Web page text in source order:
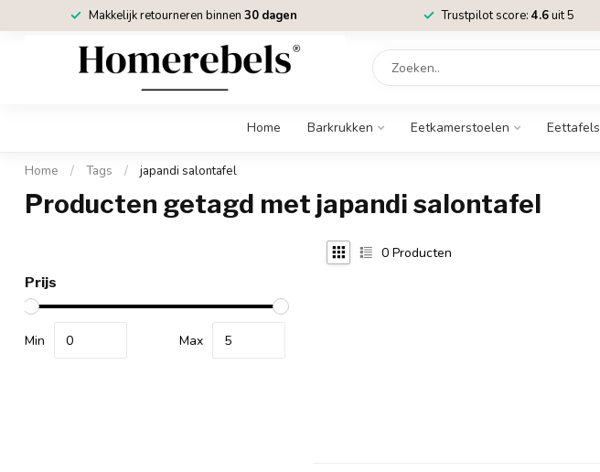
Makkelijk retourneren binnen 30 dagen Trustpilot score: 4.6uit 5
Home Barkrukken Eetkamerstoelen Eettafels
Home / Tags / japandi salontafel
Producten getagd met japandi salontafel
Prijs
Min Max
0 Producten